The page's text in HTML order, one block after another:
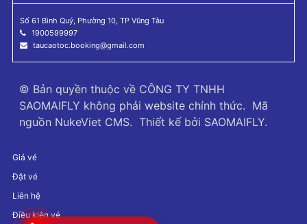
Số 61 Bình Quý, Phường 10, TP Vũng Tàu
1900599997
taucaotoc.booking@gmail.com
© Bản quyền thuộc về CÔNG TY TNHH
SAOMAIFLY không phải website chính thức. Mã
nguồn NukeViet CMS. Thiết kế bởi SAOMAIFLY.
Giá vé
Đặt vé
Liên hệ
Điều kiện vé